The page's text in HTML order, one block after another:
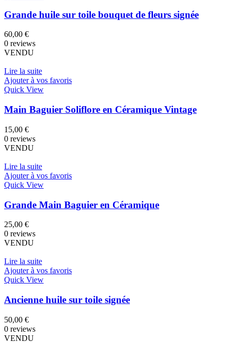
Grande huile sur toile bouquet de fleurs signée
60,00 €
0 reviews
VENDU
Lire la suite
Ajouter à vos favoris
Quick View
Main Baguier Soliflore en Céramique Vintage
15,00 €
0 reviews
VENDU
Lire la suite
Ajouter à vos favoris
Quick View
Grande Main Baguier en Céramique
25,00 €
0 reviews
VENDU
Lire la suite
Ajouter à vos favoris
Quick View
Ancienne huile sur toile signée
50,00 €
0 reviews
VENDU